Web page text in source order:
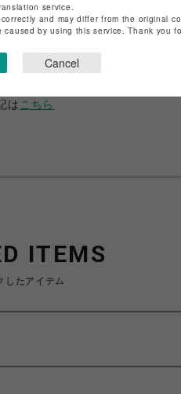
は こちら
ITEMS
したアイテム
service.
and may differ from the original
by using this service. Thank you
Cancel